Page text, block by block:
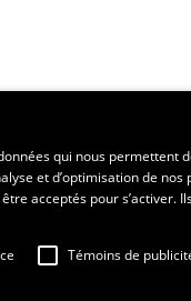
régional
qui nous permettent
et d’optimisation de
acceptés pour
Témoins de